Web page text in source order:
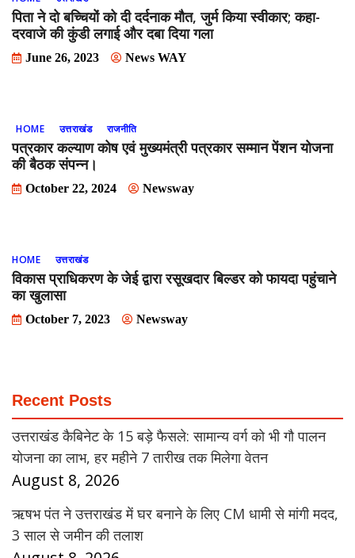
पिता ने दो बच्चियों को दी दर्दनाक मौत, जुर्म किया स्वीकार; कहा-
दरवाजे की कुंडी लगाई और दबा दिया गला
June 26, 2023 News WAY
HOME उत्तराखंड राजनीति
पत्रकार कल्याण कोष एवं मुख्यमंत्री पत्रकार सम्मान पेंशन योजना
की बैठक संपन्न।
October 22, 2024 Newsway
HOME उत्तराखंड
विकास प्राधिकरण के जेई द्वारा रसूखदार बिल्डर को फायदा पहुंचाने
का खुलासा
October 7, 2023 Newsway
Recent Posts
उत्तराखंड कैबिनेट के 15 बड़े फैसले: सामान्य वर्ग को भी गौ पालन
योजना का लाभ, हर महीने 7 तारीख तक मिलेगा वेतन
August 8, 2026
ऋषभ पंत ने उत्तराखंड में घर बनाने के लिए CM धामी से मांगी मदद,
3 साल से जमीन की तलाश